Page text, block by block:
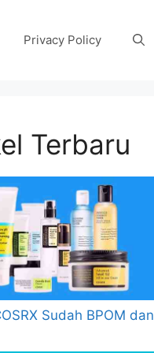
Privacy Policy
Terbaru
Sudah BPOM dan